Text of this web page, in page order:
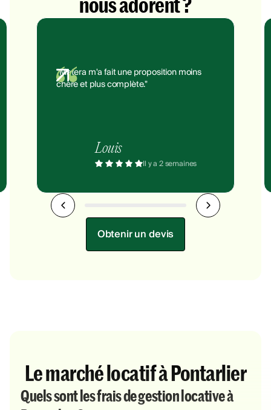
"Matera m'a fait une proposition moins
chère et plus complète."
Louis
Il y a 2 semaines
Obtenir un devis
Le marché locatif à Pontarlier
Quels sont les frais de gestion locative à